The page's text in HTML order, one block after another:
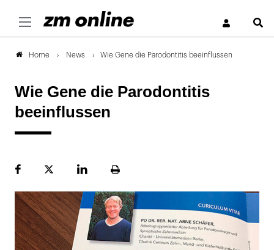
Home News Wie Gene die Parodontitis beeinflussen
Wie Gene die Parodontitis
beeinflussen
FacebookPlattformLinekdInSeite